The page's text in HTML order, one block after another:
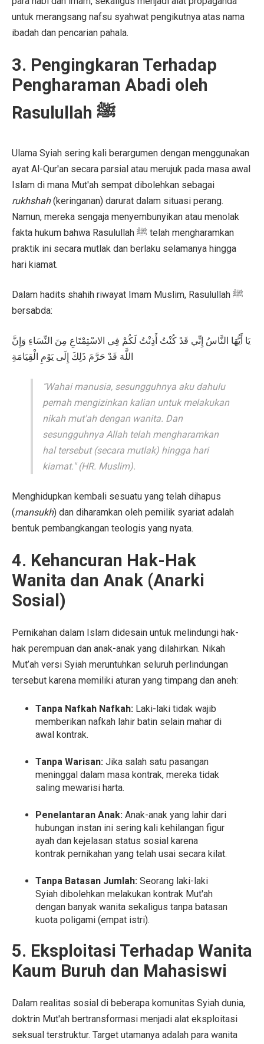
untuk merangsang nafsu syahwat pengikutnya atas nama
ibadah dan pencarian pahala.
3. Pengingkaran Terhadap
Pengharaman Abadi oleh
Rasulullah ﷺ
Ulama Syiah sering kali berargumen dengan menggunakan
ayat Al-Qur'an secara parsial atau merujuk pada masa awal
Islam di mana Mut'ah sempat dibolehkan sebagai
rukhshah(keringanan) darurat dalam situasi perang.
Namun, mereka sengaja menyembunyikan atau menolak
fakta hukum bahwa Rasulullah ﷺ telah mengharamkan
praktik ini secara mutlak dan berlaku selamanya hingga
hari kiamat.
Dalam hadits shahih riwayat Imam Muslim, Rasulullah ﷺ
bersabda:
يَا أَيُّهَا النَّاسُ إِنِّي قَدْ كُنْتُ أَذِنْتُ لَكُمْ فِي الاسْتِمْتَاعِ مِنَ النِّسَاءِ وَإِنَّ
اللَّهَ قَدْ حَرَّمَ ذَلِكَ إِلَى يَوْمِ الْقِيَامَةِ
"Wahai manusia, sesungguhnya aku dahulu
pernah mengizinkan kalian untuk melakukan
nikah mut'ah dengan wanita. Dan
sesungguhnya Allah telah mengharamkan
hal tersebut (secara mutlak) hingga hari
kiamat." (HR. Muslim).
Menghidupkan kembali sesuatu yang telah dihapus
(mansukh) dan diharamkan oleh pemilik syariat adalah
bentuk pembangkangan teologis yang nyata.
4. Kehancuran Hak-Hak
Wanita dan Anak (Anarki
Sosial)
Pernikahan dalam Islam didesain untuk melindungi hak-
hak perempuan dan anak-anak yang dilahirkan. Nikah
Mut’ah versi Syiah meruntuhkan seluruh perlindungan
tersebut karena memiliki aturan yang timpang dan aneh:
Tanpa Nafkah Nafkah: Laki-laki tidak wajib
memberikan nafkah lahir batin selain mahar di
awal kontrak.
Tanpa Warisan: Jika salah satu pasangan
meninggal dalam masa kontrak, mereka tidak
saling mewarisi harta.
Penelantaran Anak: Anak-anak yang lahir dari
hubungan instan ini sering kali kehilangan figur
ayah dan kejelasan status sosial karena
kontrak pernikahan yang telah usai secara kilat.
Tanpa Batasan Jumlah: Seorang laki-laki
Syiah dibolehkan melakukan kontrak Mut'ah
dengan banyak wanita sekaligus tanpa batasan
kuota poligami (empat istri).
5. Eksploitasi Terhadap Wanita
Kaum Buruh dan Mahasiswi
Dalam realitas sosial di beberapa komunitas Syiah dunia,
doktrin Mut'ah bertransformasi menjadi alat eksploitasi
seksual terstruktur. Target utamanya adalah para wanita